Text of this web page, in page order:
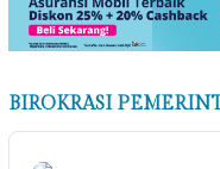
BIROKRASI